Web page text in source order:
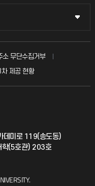
소 무단수집거부
제공 현황
데미로 119(송도동)
학(5호관) 203호